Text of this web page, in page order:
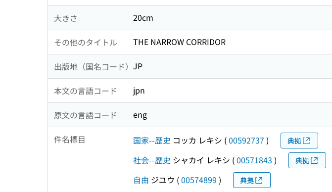
大きさ 20cm
その他のタイトル THE NARROW CORRIDOR
出版地（国名コード） JP
本文の言語コード jpn
原文の言語コード eng
件名標目 国家--歴史 コッカ レキシ (00592737 ) 典拠
社会--歴史 シャカイ レキシ (00571843 ) 典拠
自由 ジユウ (00574899 ) 典拠